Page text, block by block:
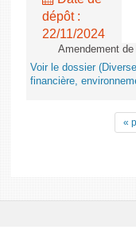
dépôt :
22/11/2024
Amendement
Voir le dossier
financière,
«